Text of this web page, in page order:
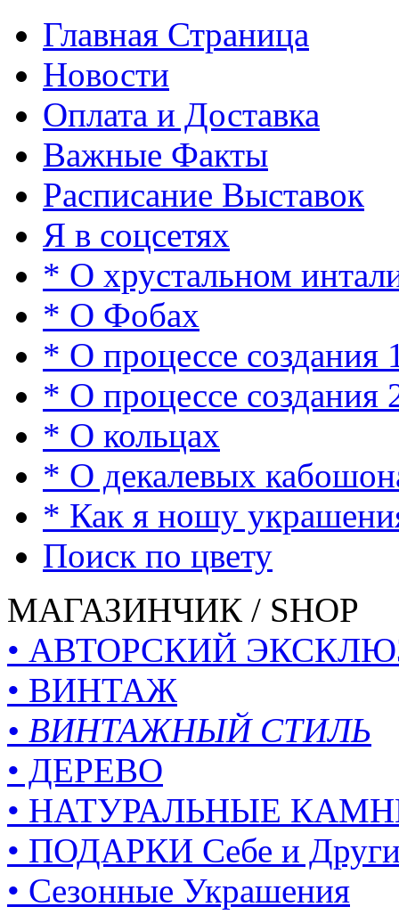
Главная Страница
Новости
Оплата и Доставка
Важные Факты
Расписание Выставок
Я в соцсетях
* О хрустальном
* О Фобах
* О процессе создания
* О процессе создания
* О кольцах
* О декалевых
* Как я ношу
Поиск по цвету
МАГАЗИНЧИК / SHOP
• АВТОРСКИЙ
• ВИНТАЖ
• ВИНТАЖНЫЙ СТИЛЬ
• ДЕРЕВО
• НАТУРАЛЬНЫЕ
• ПОДАРКИ Себе и
• Сезонные Украшения